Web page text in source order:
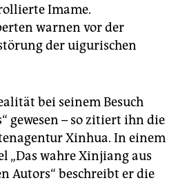
Imame.
warnen vor der
der uigurischen
bei seinem Besuch
gewesen – so zitiert ihn die
Xinhua. In einem
„Das wahre Xinjiang aus
Autors“ beschreibt er die